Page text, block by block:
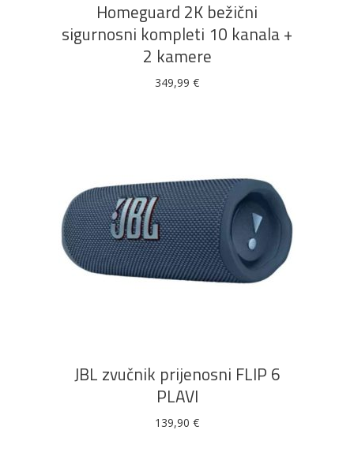
Homeguard 2K bežični
sigurnosni kompleti 10 kanala +
2 kamere
349,99 €
JBL zvučnik prijenosni FLIP 6
PLAVI
139,90 €